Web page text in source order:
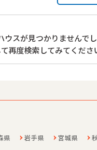
ウスが見つかりませんで
再度検索してみてくださ
県 岩手県 宮城県